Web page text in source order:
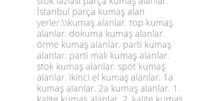
İstanbul parça kumaş alan
yerler.\\kumaş alanlar. top kumaş
alanlar. dokuma kumaş alanlar.
örme kumaş alanlar. parti kumaş
alanlar. parti malı kumaş alanlar.
stok kumaş alanlar. spot kumaş
alanlar. ikinci el kumaş alanlar. 1a
kumaş alanlar. 2a kumaş alanlar. 1.